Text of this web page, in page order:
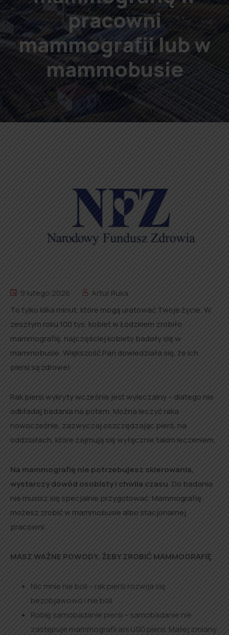
pracowni
mammografii lub w
mammobusie
9 lutego 2026
Artur Ruka
To tylko kilka minut, które mogą uratować Twoje życie. W
zeszłym roku 100 tys. kobiet w Łódzkiem zrobiło
mammografię, najczęściej kobiety badały się w
mammobusie. Większość Pań dowiedziała się, że ich
piersi są zdrowe!
Rak piersi wykryty wcześnie jest wyleczalny – dlatego nie
odkładaj badania na potem. Można leczyć raka
nowocześnie, zazwyczaj oszczędzając pierś, na
oddziałach, które zajmują się wyłącznie takim leczeniem.
Na mammografię nie potrzebujesz skierowania,
wystarczy dowód osobisty i chwila czasu. Do badania
nie musisz się specjalnie przygotować. Mammografię
możesz zrobić w mammobusie albo stacjonarnej
pracowni.
MASZ WAŻNE POWODY, ŻEBY ZROBIĆ MAMMOGRAFIĘ
Nic mnie nie boli – rak piersi rozwija się
bezobjawowo i nie boli
Robię samobadanie piersi – samobadanie nie
zastępuje mammografii ani USG piersi. Małej zmiany